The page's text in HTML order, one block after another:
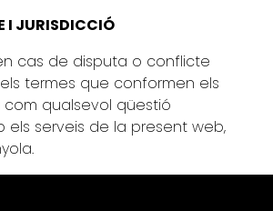
I JURISDICCIÓ
cas de disputa o conflicte
termes que conformen els
com qualsevol qüestió
els serveis de la present web,